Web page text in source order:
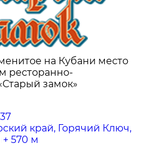
на Кубани место
ресторанно-
замок»
край, Горячий Ключ,
570 м